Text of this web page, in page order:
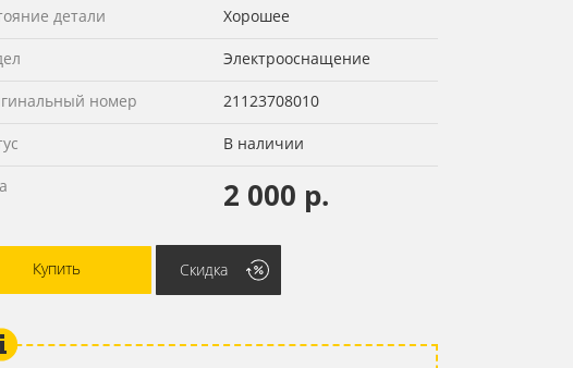
детали Хорошее
Электрооснащение
номер 21123708010
В наличии
2 000 р.
Купить Скидка